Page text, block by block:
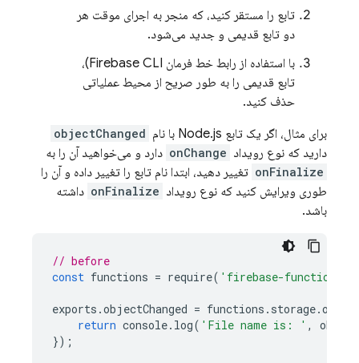
تابع را مستقر کنید، که منجر به اجرای موقت هر
دو تابع قدیمی و جدید می‌شود.
با استفاده از رابط خط فرمان
FirebaseCLI)،
تابع قدیمی را به طور صریح از محیط عملیاتی
حذف کنید.
برای مثال، اگر یک تابع Node.js با نام
objectChanged
دارید که نوع رویداد onChange دارد و می‌خواهید آن را به
onFinalize تغییر دهید، ابتدا نام تابع را تغییر داده و آن را
طوری ویرایش کنید که نوع رویداد onFinalize داشته
باشد.
// before
const functions = require( 'firebase-functions/
exports .objectChanged = functions . storage.
return console. log( 'File name is: ' ,
object
});